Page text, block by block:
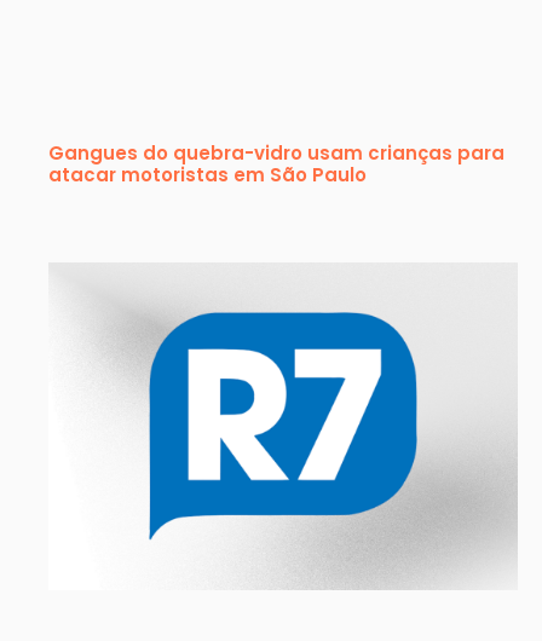
Gangues do quebra-vidro usam crianças para
atacar motoristas em São Paulo